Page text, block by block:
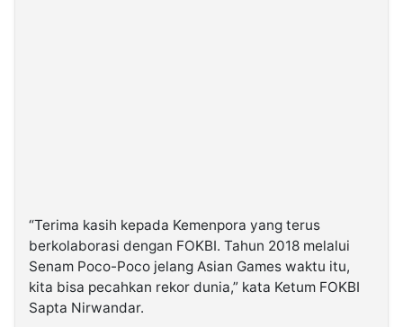
“Terima kasih kepada Kemenpora yang terus
berkolaborasi dengan FOKBI. Tahun 2018 melalui
Senam Poco-Poco jelang Asian Games waktu itu,
kita bisa pecahkan rekor dunia,” kata Ketum FOKBI
Sapta Nirwandar.